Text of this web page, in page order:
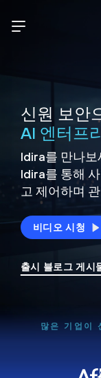
신원 보안
AI 엔터프
Idira를 만나
Idira를 통해
고 제어하며
비디오 시청
출시 블로그 게시
많은 기업이